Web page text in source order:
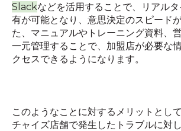
Slackなどを活用することで、リアル
有が可能となり、意思決定のスピード
た、マニュアルやトレーニング資料、
一元管理することで、加盟店が必要な
クセスできるようになります。
このようなことに対するメリットとし
チャイズ店舗で発生したトラブルに対